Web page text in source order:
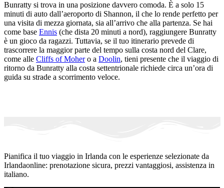
Bunratty si trova in una posizione davvero comoda. È a solo 15
minuti di auto dall’aeroporto di Shannon, il che lo rende perfetto per
una visita di mezza giornata, sia all’arrivo che alla partenza. Se hai
come base Ennis (che dista 20 minuti a nord), raggiungere Bunratty
è un gioco da ragazzi. Tuttavia, se il tuo itinerario prevede di
trascorrere la maggior parte del tempo sulla costa nord del Clare,
come alle Cliffs of Mohero a Doolin, tieni presente che il viaggio di
ritorno da Bunratty alla costa settentrionale richiede circa un’ora di
guida su strade a scorrimento veloce.
Pianifica il tuo viaggio in Irlanda con le esperienze selezionate da
Irlandaonline: prenotazione sicura, prezzi vantaggiosi, assistenza in
italiano.